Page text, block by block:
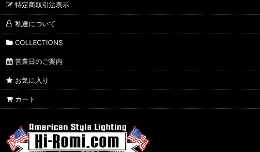
特定商取引法表示
私達について
COLLECTIONS
営業日のご案内
お気に入り
カート